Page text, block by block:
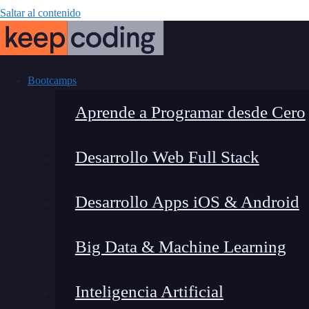
Saltar al contenido
Bootcamps
Aprende a Programar desde Cero
Desarrollo Web Full Stack
Desarrollo Apps iOS & Android
Big Data & Machine Learning
Inteligencia Artificial
Vite vs
definitiva